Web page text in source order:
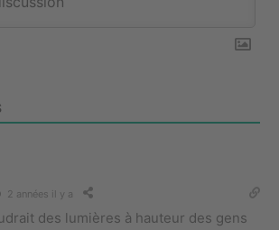
2 années il y a
des lumières à hauteur des gens